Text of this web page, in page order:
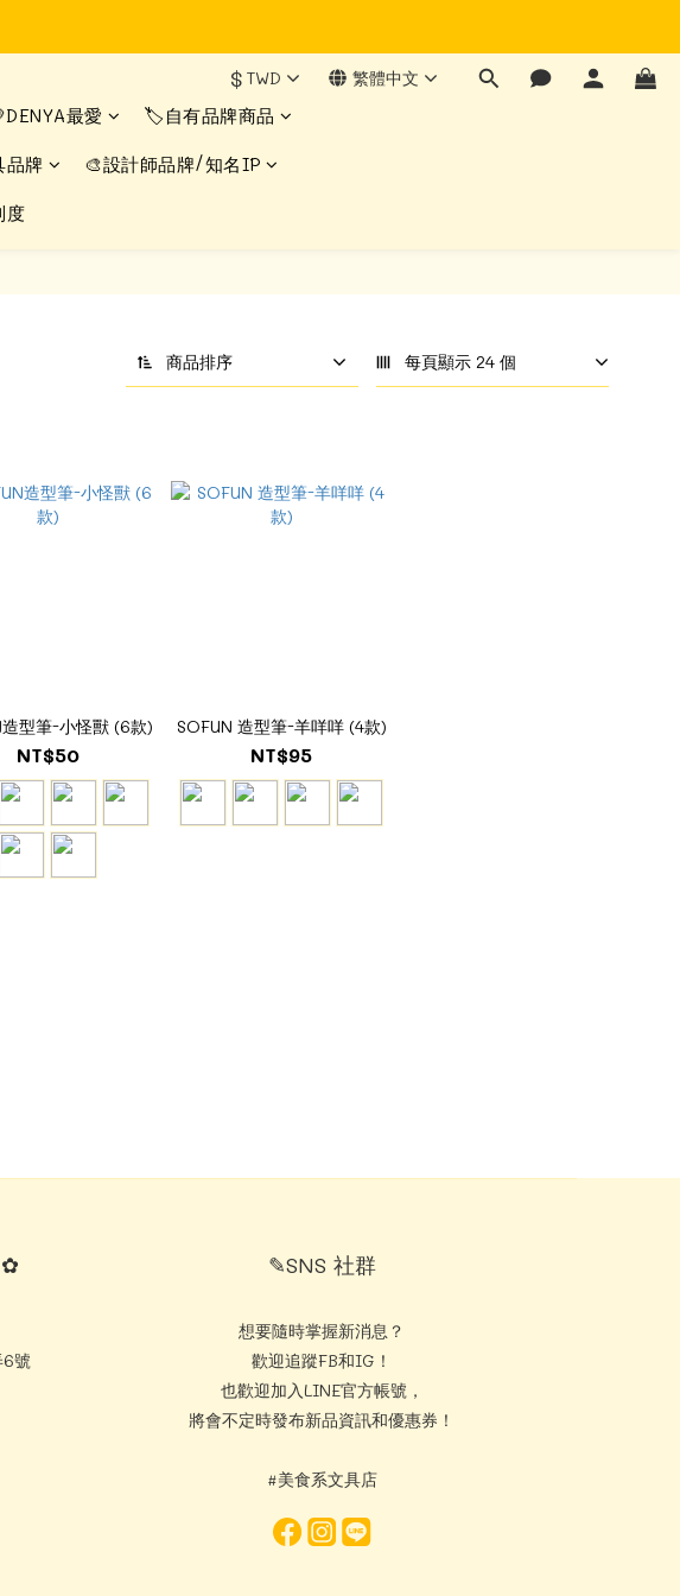
$ TWD 繁體中文
最愛 🏷️自有品牌商品
品牌 🎨設計師品牌/知名IP
度
商品排序 每頁顯示 24 個
造型筆-小怪獸 (6款)
NT$50
SOFUN 造型筆-羊咩咩 (4款)
NT$95
✿
6號
✎SNS 社群
想要隨時掌握新消息？
歡迎追蹤FB和IG！
也歡迎加入LINE官方帳號，
將會不定時發布新品資訊和優惠券！
#美食系文具店